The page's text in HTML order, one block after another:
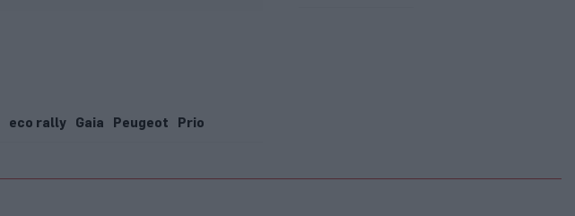
eco rally Gaia Peugeot Prio